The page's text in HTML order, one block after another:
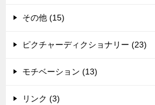
その他 (15)
ピクチャーディクショナリー (23)
モチベーション (13)
リンク (3)